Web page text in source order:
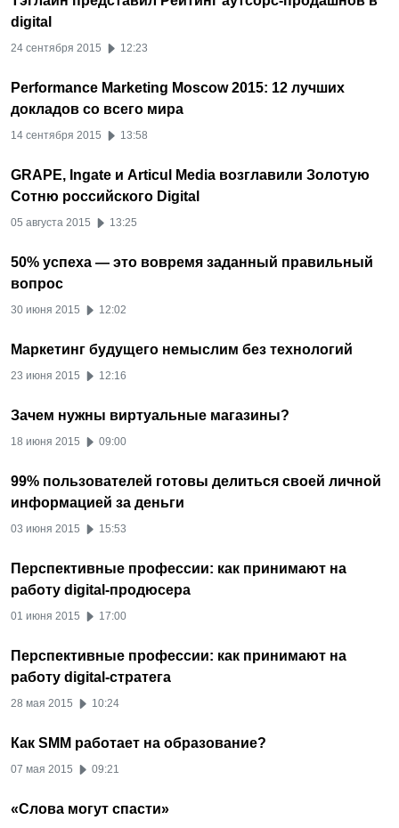
digital
24 сентября 2015 12:23
Performance Marketing Moscow 2015: 12 лучших
докладов со всего мира
14 сентября 2015 13:58
GRAPE, Ingate и Articul Media возглавили Золотую
Сотню российского Digital
05 августа 2015 13:25
50% успеха — это вовремя заданный правильный
вопрос
30 июня 2015 12:02
Маркетинг будущего немыслим без технологий
23 июня 2015 12:16
Зачем нужны виртуальные магазины?
18 июня 2015 09:00
99% пользователей готовы делиться своей личной
информацией за деньги
03 июня 2015 15:53
Перспективные профессии: как принимают на
работу digital-продюсера
01 июня 2015 17:00
Перспективные профессии: как принимают на
работу digital-стратега
28 мая 2015 10:24
Как SMM работает на образование?
07 мая 2015 09:21
«Слова могут спасти»